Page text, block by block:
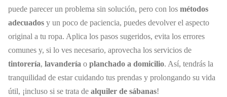
puede parecer un problema sin solución, pero con los métodos
adecuados y un poco de paciencia, puedes devolver el aspecto
original a tu ropa. Aplica los pasos sugeridos, evita los errores
comunes y, si lo ves necesario, aprovecha los servicios de
tintorería, lavandería o planchado a domicilio. Así, tendrás la
tranquilidad de estar cuidando tus prendas y prolongando su vida
útil, ¡incluso si se trata de alquiler de sábanas!